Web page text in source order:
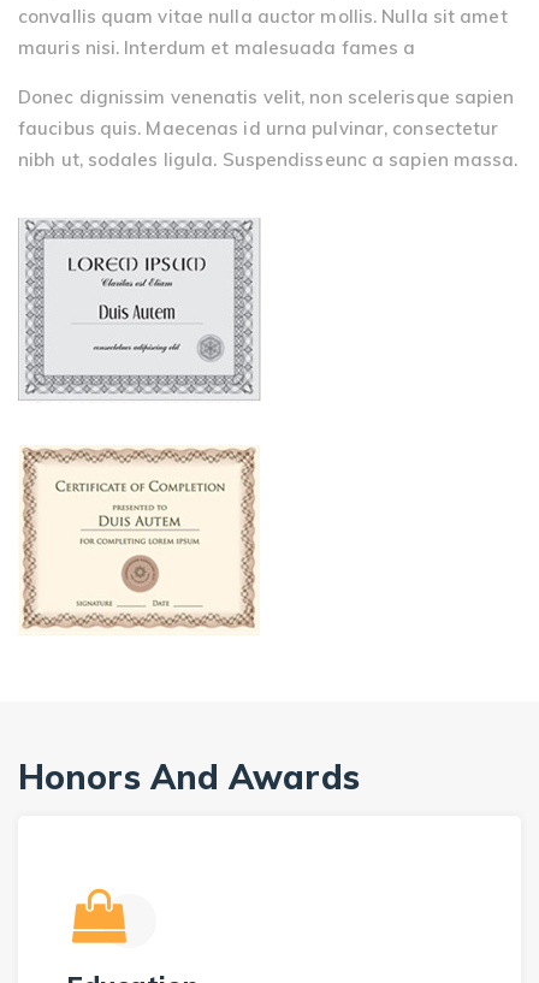
convallis quam vitae nulla auctor mollis. Nulla sit amet
mauris nisi. Interdum et malesuada fames a
Donec dignissim venenatis velit, non scelerisque sapien
faucibus quis. Maecenas id urna pulvinar, consectetur
nibh ut, sodales ligula. Suspendisseunc a sapien massa.
Honors And Awards